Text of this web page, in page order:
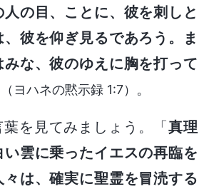
の目、ことに、彼を刺しと
彼を仰ぎ見るであろう。ま
な、彼のゆえに胸を打って
（ヨハネの黙示録 1:7） 。
を見てみましょう。「真理
い雲に乗ったイエスの再臨を
は、確実に聖霊を冒涜する